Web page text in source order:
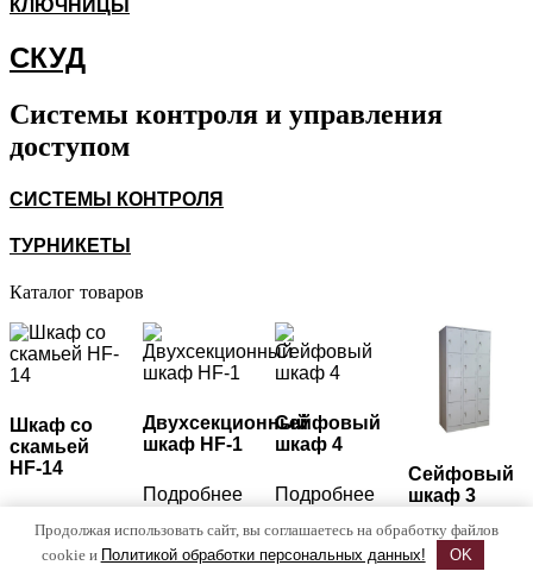
КЛЮЧНИЦЫ
СКУД
Системы контроля и управления
доступом
СИСТЕМЫ КОНТРОЛЯ
ТУРНИКЕТЫ
Каталог товаров
Шкаф со
скамьей
HF-14
Двухсекционный
шкаф HF-1
Подробнее
Сейфовый
шкаф 4
Подробнее
Сейфовый
шкаф 3
Подробнее
Продолжая использовать сайт, вы соглашаетесь на обработку файлов
cookie и Политикой обработки персональных данных! OK